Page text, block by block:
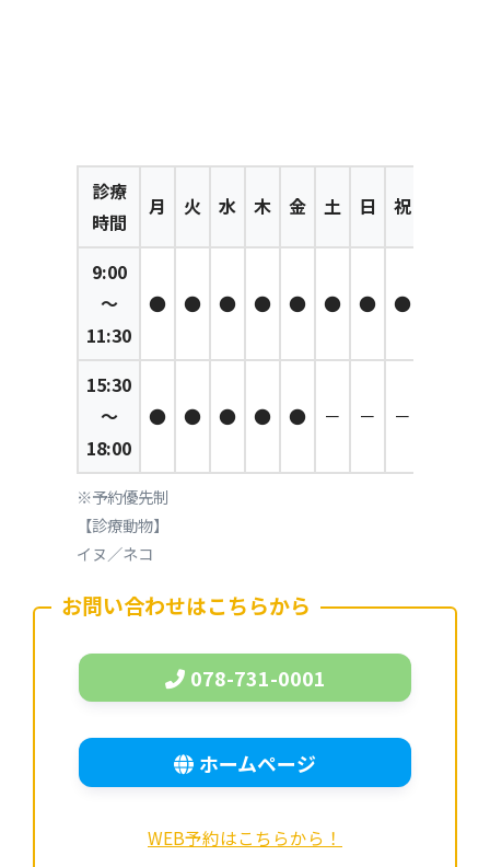
診療
時間
月 火 水 木 金 土 日 祝
9:00
～
11:30
● ● ● ● ● ● ● ●
15:30
～
18:00
● ● ● ● ● － － －
※予約優先制
【診療動物】
イヌ／ネコ
お問い合わせはこちらから
078-731-0001
ホームページ
WEB予約はこちらから！